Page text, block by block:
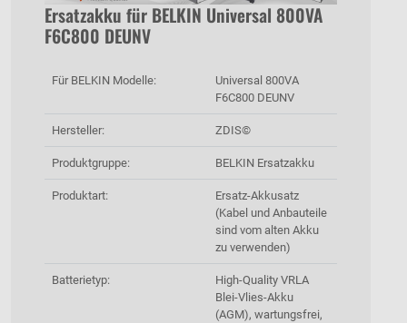
Ersatzakku für BELKIN Universal 800VA
F6C800 DEUNV
Für BELKIN Modelle:
Universal 800VA
F6C800 DEUNV
Hersteller: ZDIS©
Produktgruppe: BELKIN Ersatzakku
Produktart:
Ersatz-Akkusatz
(Kabel und Anbauteile
sind vom alten Akku
zu verwenden)
Batterietyp:
High-Quality VRLA
Blei-Vlies-Akku
(AGM), wartungsfrei,